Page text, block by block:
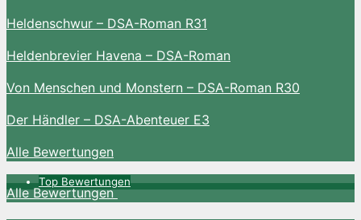
Heldenschwur – DSA-Roman R31
Heldenbrevier Havena – DSA-Roman
Von Menschen und Monstern – DSA-Roman R30
Der Händler – DSA-Abenteuer E3
Alle Bewertungen
Top Bewertungen
Alle Bewertungen